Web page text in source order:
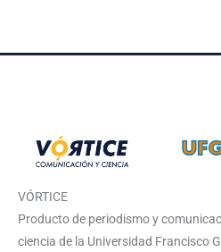
VÓRTICE
Producto de periodismo y
ciencia de la Universidad Francisco